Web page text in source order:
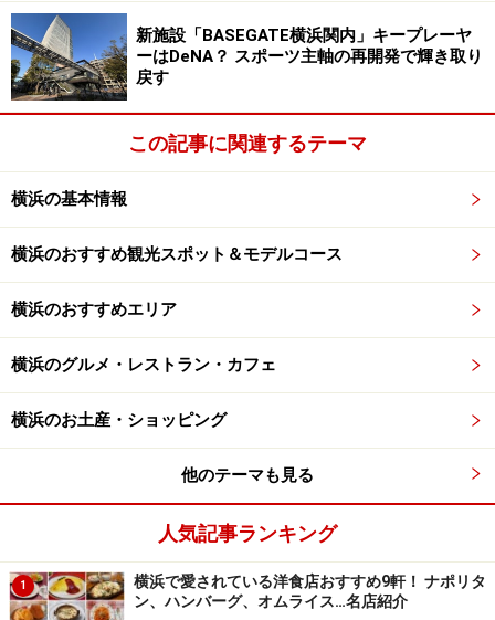
2. 横浜グリーンエクスポ応援「みなとみら
いフェスティバル」
YOKOHAMA AIR CABINから見た花火（筆者撮影）
みなとみらいの夜空をダイナミックに彩る大規模な花火
イベントです。2025年の花火事故を受け、徹底した安全
から名称を変更し、横浜グリーンエクスポ応援「みなと
みらいフェスティバル」として、8月下旬に開催が決定
しました。
The Dixie Railroaders（ザ･ディキシーレイルローダー
ズ）によるジャズショー、DJ帝による音楽ステージなど
のステージイベントの後、音と花火で夜を彩る「
スカイ
シンフォニーinヨコハマ presented byコロワイド」が
内容や観覧チケットなどの発売については、決まり次
第、公式Webサイトにて発表されます。
■横浜グリーンエクスポ応援「みなとみらいフェスティ
新施設「BASEGATE横浜関内」キープレーヤ
ーはDeNA？ スポーツ主軸の再開発で輝き取り
戻す
この記事に関連するテーマ
横浜の基本情報
横浜のおすすめ観光スポット＆モデルコース
横浜のおすすめエリア
横浜のグルメ・レストラン・カフェ
横浜のお土産・ショッピング
他のテーマも見る
人気記事ランキング
1
横浜で愛されている洋食店おすすめ9軒！ ナポリタ
ン、ハンバーグ、オムライス…名店紹介